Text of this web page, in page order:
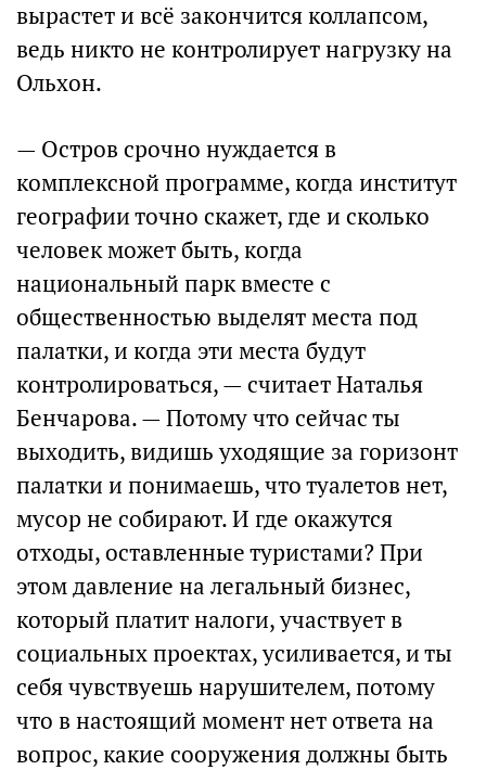
вырастет и всё закончится коллапсом,
ведь никто не контролирует нагрузку на
Ольхон.
— Остров срочно нуждается в
комплексной программе, когда институт
географии точно скажет, где и сколько
человек может быть, когда
национальный парк вместе с
общественностью выделят места под
палатки, и когда эти места будут
контролироваться, — считает Наталья
Бенчарова. — Потому что сейчас ты
выходить, видишь уходящие за горизонт
палатки и понимаешь, что туалетов нет,
мусор не собирают. И где окажутся
отходы, оставленные туристами? При
этом давление на легальный бизнес,
который платит налоги, участвует в
социальных проектах, усиливается, и ты
себя чувствуешь нарушителем, потому
что в настоящий момент нет ответа на
вопрос, какие сооружения должны быть